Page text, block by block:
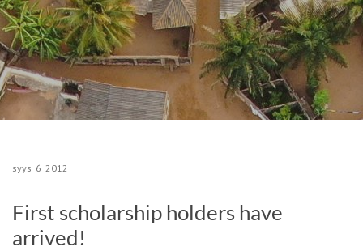
syys 6 2012
First scholarship holders have
arrived!